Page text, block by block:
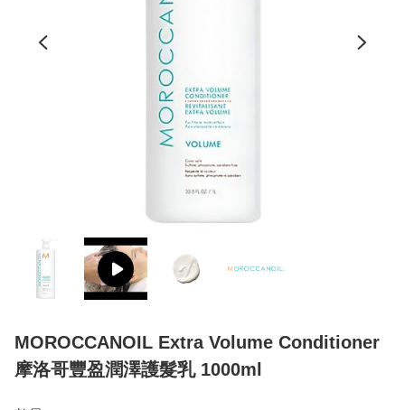
MOROCCANOIL Extra Volume Conditioner
摩洛哥豐盈潤澤護髮乳 1000ml